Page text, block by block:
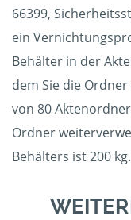
66399,
ein
Behälter in der
dem Sie die
von 80
Ordner
Behälters ist 200 kg.